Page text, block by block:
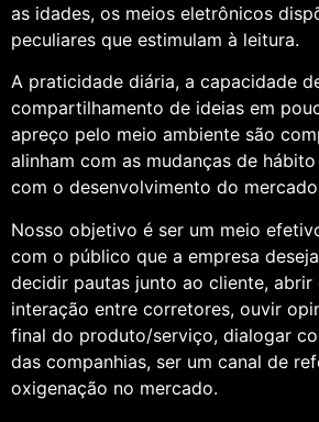
as idades, os meios eletrônicos
peculiares que estimulam à leitura.
A praticidade diária, a capacidade
compartilhamento de ideias em
apreço pelo meio ambiente são
alinham com as mudanças de
com o desenvolvimento do
Nosso objetivo é ser um meio
com o público que a empresa
decidir pautas junto ao cliente, abrir
interação entre corretores, ouvir
final do produto/serviço, dialogar
das companhias, ser um canal de
oxigenação no mercado.